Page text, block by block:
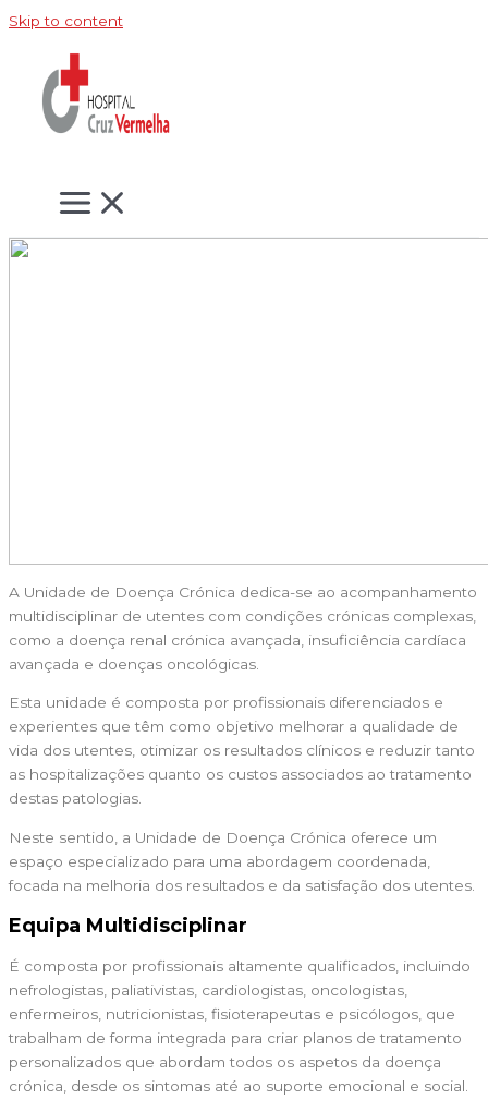
Skip to content
A Unidade de Doença Crónica dedica-se ao acompanhamento
multidisciplinar de utentes com condições crónicas complexas,
como a doença renal crónica avançada, insuficiência cardíaca
avançada e doenças oncológicas.
Esta unidade é composta por profissionais diferenciados e
experientes que têm como objetivo melhorar a qualidade de
vida dos utentes, otimizar os resultados clínicos e reduzir tanto
as hospitalizações quanto os custos associados ao tratamento
destas patologias.
Neste sentido, a Unidade de Doença Crónica oferece um
espaço especializado para uma abordagem coordenada,
focada na melhoria dos resultados e da satisfação dos utentes.
Equipa Multidisciplinar
É composta por profissionais altamente qualificados, incluindo
nefrologistas, paliativistas, cardiologistas, oncologistas,
enfermeiros, nutricionistas, fisioterapeutas e psicólogos, que
trabalham de forma integrada para criar planos de tratamento
personalizados que abordam todos os aspetos da doença
crónica, desde os sintomas até ao suporte emocional e social.